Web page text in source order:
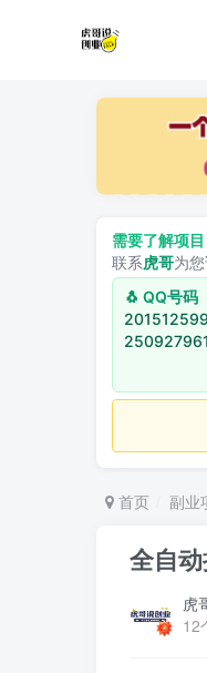
需要了解项目
联系虎哥为
🐧 QQ号码
首页 副业
全自
虎
12